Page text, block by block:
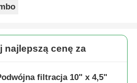
najlepszą cenę za
filtracja 10" x 4,5"